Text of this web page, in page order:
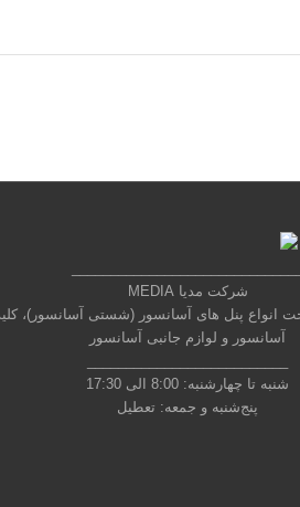
شرکت مدیا MEDIA
انواع پنل های آسانسور (شستی آسانسور)،
آسانسور و لوازم جانبی آسانسور
شنبه تا چهارشنبه: 8:00 الی 17:30
پنج‌شنبه و جمعه: تعطیل